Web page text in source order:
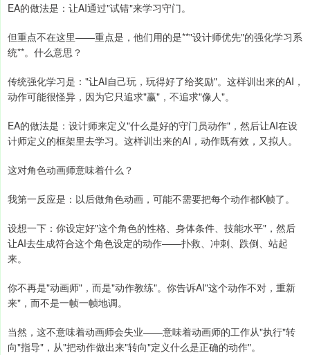
EA的做法是：让AI通过"试错"来学习守门。
但重点不在这里——重点是，他们用的是**"设计师优先"的强化学习系
统**。什么意思？
传统强化学习是："让AI自己玩，玩得好了给奖励"。这样训出来的AI，
动作可能很怪异，因为它只追求"赢"，不追求"像人"。
EA的做法是：设计师来定义"什么是好的守门员动作"，然后让AI在设
计师定义的框架里去学习。这样训出来的AI，动作既有效，又拟人。
这对角色动画师意味着什么？
我第一反应是：以后做角色动画，可能不需要把每个动作都K帧了。
设想一下：你设定好"这个角色的性格、身体条件、技能水平"，然后
让AI去生成符合这个角色设定的动作——扑救、冲刺、跌倒、站起
来。
你不再是"动画师"，而是"动作教练"。你告诉AI"这个动作不对，重新
来"，而不是一帧一帧地调。
当然，这不意味着动画师会失业——意味着动画师的工作从"执行"转
向"指导"，从"把动作做出来"转向"定义什么是正确的动作"。